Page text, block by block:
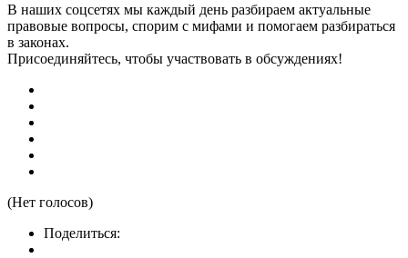
В наших соцсетях мы каждый день разбираем актуальные
правовые вопросы, спорим с мифами и помогаем разбираться
в законах.
Присоединяйтесь, чтобы участвовать в обсуждениях!
(Нет голосов)
Поделиться: